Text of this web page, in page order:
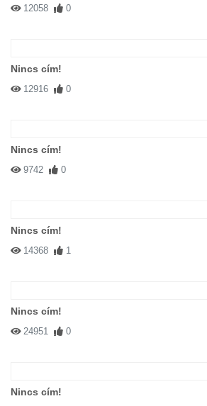
12058 0
Nincs cím!
12916 0
Nincs cím!
9742 0
Nincs cím!
14368 1
Nincs cím!
24951 0
Nincs cím!